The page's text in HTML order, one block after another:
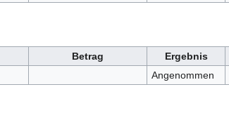
Betrag Ergebnis
Angenommen